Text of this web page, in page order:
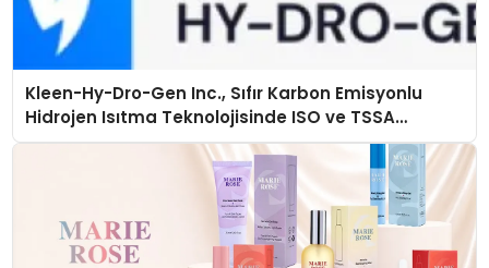
Kleen-Hy-Dro-Gen Inc., Sıfır Karbon Emisyonlu
Hidrojen Isıtma Teknolojisinde ISO ve TSSA
Düzenleyici Onaylarını Aldı